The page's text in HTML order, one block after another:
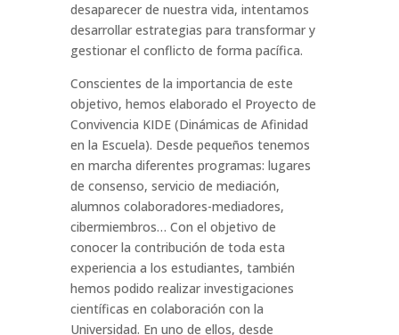
desaparecer de nuestra vida, intentamos
desarrollar estrategias para transformar y
gestionar el conflicto de forma pacífica.
Conscientes de la importancia de este
objetivo, hemos elaborado el Proyecto de
Convivencia KIDE (Dinámicas de Afinidad
en la Escuela). Desde pequeños tenemos
en marcha diferentes programas: lugares
de consenso, servicio de mediación,
alumnos colaboradores-mediadores,
cibermiembros… Con el objetivo de
conocer la contribución de toda esta
experiencia a los estudiantes, también
hemos podido realizar investigaciones
científicas en colaboración con la
Universidad. En uno de ellos, desde